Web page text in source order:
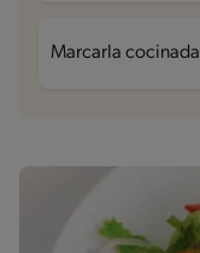
Marcarla cocinada